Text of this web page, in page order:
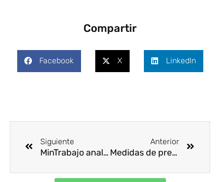
Compartir
Facebook X LinkedIn
Siguiente
MinTrabajo analiza reapertura de centros de capacitación para trabajo en alturas
Anterior
Medidas de prevención para el sector comercio ante la reactivación